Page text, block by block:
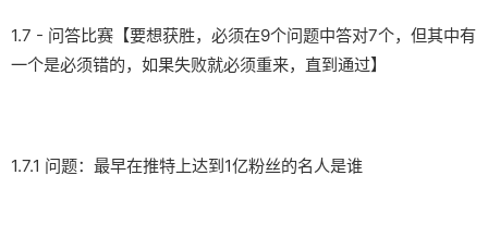
1.7 - 问答比赛【要想获胜，必须在9个问题中答对7个，但其中有
一个是必须错的，如果失败就必须重来，直到通过】
1.7.1 问题：最早在推特上达到1亿粉丝的名人是谁